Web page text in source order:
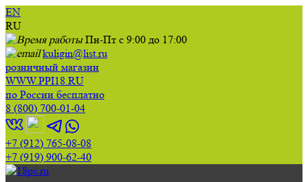
EN
RU
Пн-Пт с 9:00 до 17:00
kuligin@list.ru
розничный магазин
WWW.PPI18.RU
по России бесплатно
8 (800) 700-01-04
+7 (912) 765-08-08
+7 (919) 900-62-40